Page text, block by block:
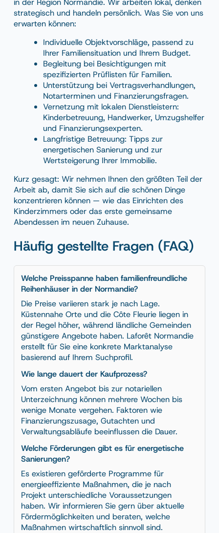
strategisch und handeln persönlich. Was Sie von uns
erwarten können:
Individuelle Objektvorschläge, passend zu
Ihrer Familiensituation und Ihrem Budget.
Begleitung bei Besichtigungen mit
spezifizierten Prüflisten für Familien.
Unterstützung bei Vertragsverhandlungen,
Notarterminen und Finanzierungsfragen.
Vernetzung mit lokalen Dienstleistern:
Kinderbetreuung, Handwerker, Umzugshelfer
und Finanzierungsexperten.
Langfristige Betreuung: Tipps zur
energetischen Sanierung und zur
Wertsteigerung Ihrer Immobilie.
Kurz gesagt: Wir nehmen Ihnen den größten Teil der
Arbeit ab, damit Sie sich auf die schönen Dinge
konzentrieren können — wie das Einrichten des
Kinderzimmers oder das erste gemeinsame
Abendessen im neuen Zuhause.
Häufig gestellte Fragen (FAQ)
Welche Preisspanne haben familienfreundliche
Reihenhäuser in der Normandie?
Die Preise variieren stark je nach Lage.
Küstennahe Orte und die Côte Fleurie liegen in
der Regel höher, während ländliche Gemeinden
günstigere Angebote haben. Laforêt Normandie
erstellt für Sie eine konkrete Marktanalyse
basierend auf Ihrem Suchprofil.
Wie lange dauert der Kaufprozess?
Vom ersten Angebot bis zur notariellen
Unterzeichnung können mehrere Wochen bis
wenige Monate vergehen. Faktoren wie
Finanzierungszusage, Gutachten und
Verwaltungsabläufe beeinflussen die Dauer.
Welche Förderungen gibt es für energetische
Sanierungen?
Es existieren geförderte Programme für
energieeffiziente Maßnahmen, die je nach
Projekt unterschiedliche Voraussetzungen
haben. Wir informieren Sie gern über aktuelle
Fördermöglichkeiten und beraten, welche
Maßnahmen wirtschaftlich sinnvoll sind.